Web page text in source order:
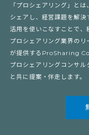
「プロシェアリング」と
シェアし、経営課題を解
活用を使いこなすことで、
プロシェアリング業界の
が提供するProSharing
プロシェアリングコンサ
と共に提案・伴走します。